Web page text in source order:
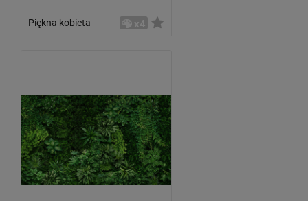
Piękna kobieta x4